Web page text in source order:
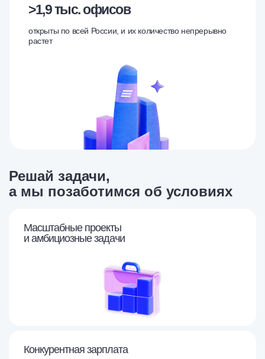
>1,9 тыс.офисов
открыты по всей России, и их количество непрерывно
растет
Решай задачи,
а мы позаботимся об условиях
Масштабные проекты
и амбициозные задачи
Конкурентная зарплата